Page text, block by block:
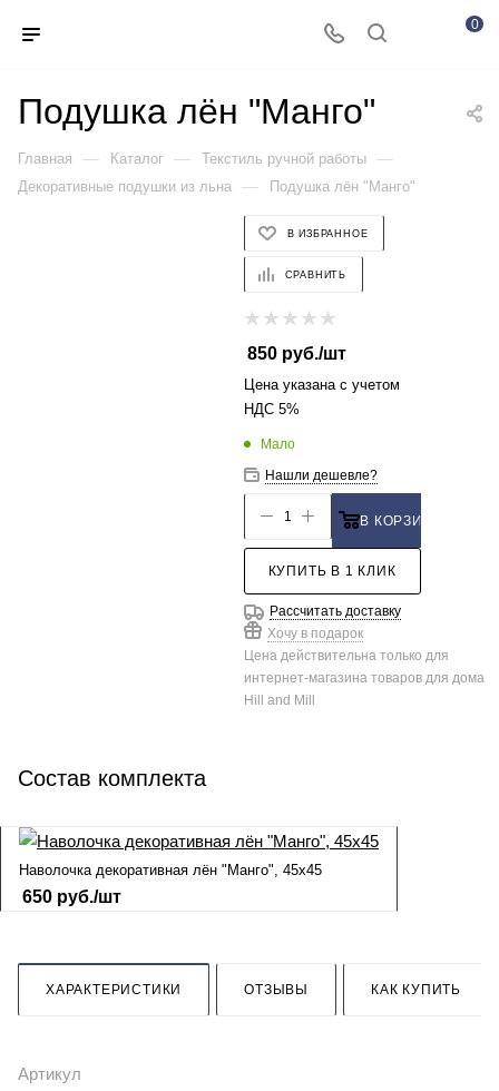
0
Подушка лён "Манго"
Главная — Каталог — Текстиль ручной работы —
Декоративные подушки из льна — Подушка лён "Манго"
В ИЗБРАННОЕ
СРАВНИТЬ
850руб./шт
Цена указана с учетом
НДС 5%
Мало
Нашли дешевле?
В КОРЗИНУ
КУПИТЬ В 1 КЛИК
Рассчитать доставку
Хочу в подарок
Цена действительна только для
интернет-магазина товаров для дома
Hill and Mill
Состав комплекта
Наволочка декоративная лён "Манго", 45х45
650 руб./шт
ХАРАКТЕРИСТИКИ ОТЗЫВЫ КАК КУПИТЬ
Артикул